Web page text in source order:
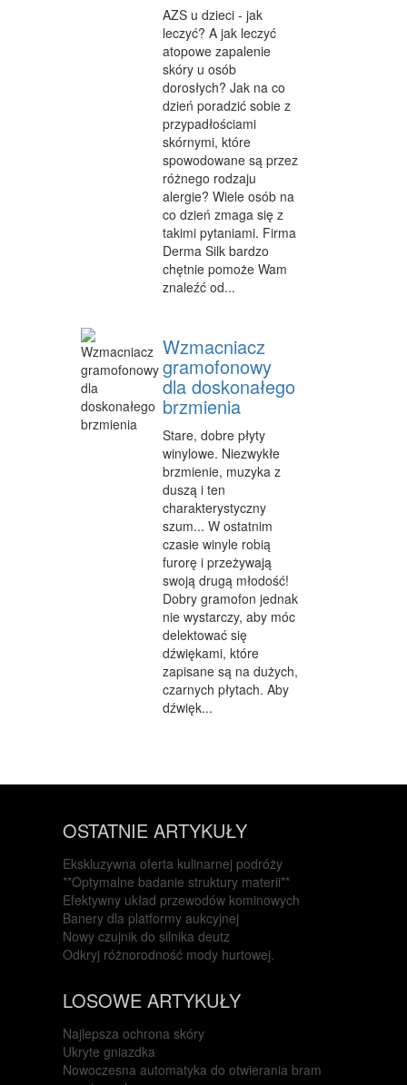
AZS u dzieci - jak
leczyć? A jak leczyć
atopowe zapalenie
skóry u osób
dorosłych? Jak na co
dzień poradzić sobie z
przypadłościami
skórnymi, które
spowodowane są przez
różnego rodzaju
alergie? Wiele osób na
co dzień zmaga się z
takimi pytaniami. Firma
Derma Silk bardzo
chętnie pomoże Wam
znaleźć od...
Wzmacniacz
gramofonowy
dla doskonałego
brzmienia
Stare, dobre płyty
winylowe. Niezwykłe
brzmienie, muzyka z
duszą i ten
charakterystyczny
szum... W ostatnim
czasie winyle robią
furorę i przeżywają
swoją drugą młodość!
Dobry gramofon jednak
nie wystarczy, aby móc
delektować się
dźwiękami, które
zapisane są na dużych,
czarnych płytach. Aby
dźwięk...
OSTATNIE ARTYKUŁY
Ekskluzywna oferta kulinarnej podróży
**Optymalne badanie struktury materii**
Efektywny układ przewodów kominowych
Banery dla platformy aukcyjnej
Nowy czujnik do silnika deutz
Odkryj różnorodność mody hurtowej.
LOSOWE ARTYKUŁY
Najlepsza ochrona skóry
Ukryte gniazdka
Nowoczesna automatyka do otwierania bram